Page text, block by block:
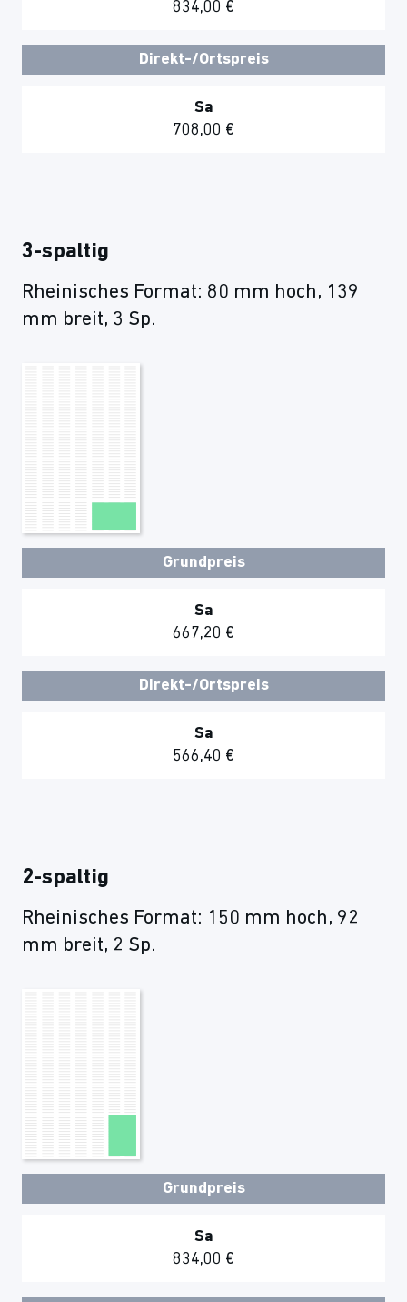
834,00 €
Direkt-/Ortspreis
Sa
708,00 €
3-spaltig
Rheinisches Format: 80 mm hoch, 139
mm breit, 3 Sp.
Grundpreis
Sa
667,20 €
Direkt-/Ortspreis
Sa
566,40 €
2-spaltig
Rheinisches Format: 150 mm hoch, 92
mm breit, 2 Sp.
Grundpreis
Sa
834,00 €